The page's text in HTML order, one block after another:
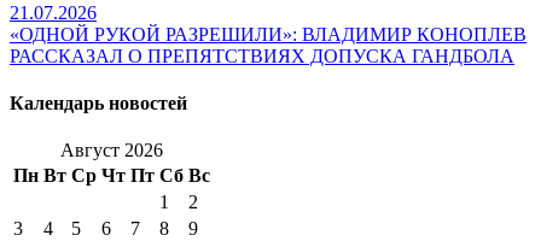
21.07.2026
«ОДНОЙ РУКОЙ РАЗРЕШИЛИ»: ВЛАДИМИР КОНОПЛЕВ
РАССКАЗАЛ О ПРЕПЯТСТВИЯХ ДОПУСКА ГАНДБОЛА
Календарь новостей
Август 2026
Пн Вт Ср Чт Пт Сб Вс
1
2
3
4 5 6 7 8
9